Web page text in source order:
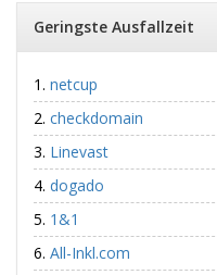
Geringste Ausfallzeit
netcup
checkdomain
Linevast
dogado
1&1
All-Inkl.com